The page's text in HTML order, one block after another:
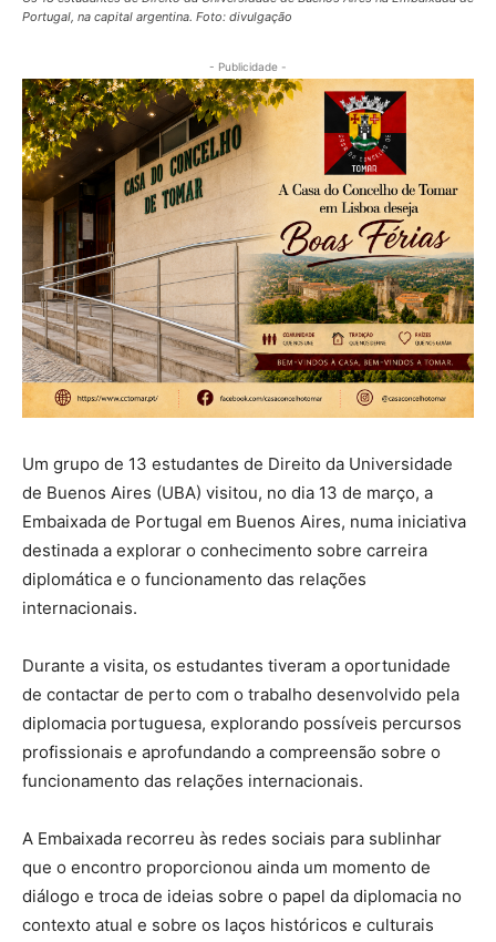
Portugal, na capital argentina. Foto: divulgação
- Publicidade -
Um grupo de 13 estudantes de Direito da Universidade
de Buenos Aires (UBA) visitou, no dia 13 de março, a
Embaixada de Portugal em Buenos Aires, numa iniciativa
destinada a explorar o conhecimento sobre carreira
diplomática e o funcionamento das relações
internacionais.
Durante a visita, os estudantes tiveram a oportunidade
de contactar de perto com o trabalho desenvolvido pela
diplomacia portuguesa, explorando possíveis percursos
profissionais e aprofundando a compreensão sobre o
funcionamento das relações internacionais.
A Embaixada recorreu às redes sociais para sublinhar
que o encontro proporcionou ainda um momento de
diálogo e troca de ideias sobre o papel da diplomacia no
contexto atual e sobre os laços históricos e culturais